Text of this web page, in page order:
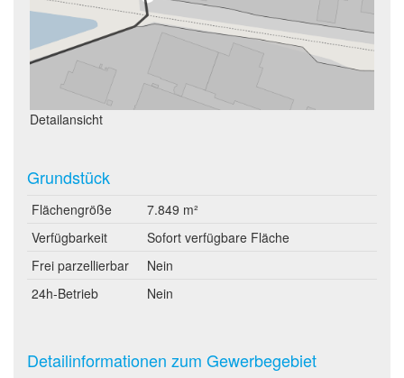
Detailansicht
Grundstück
Flächengröße
7.849 m²
Verfügbarkeit
Sofort verfügbare Fläche
Frei parzellierbar
Nein
24h-Betrieb
Nein
Detailinformationen zum Gewerbegebiet